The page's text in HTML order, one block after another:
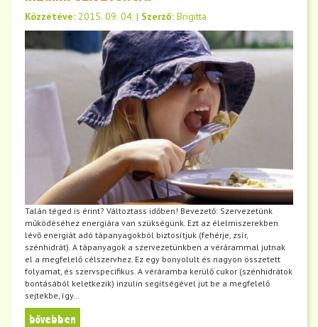
Közzétéve: 2015. 09. 04. | Szerző: Brigitta
Talán téged is érint? Változtass időben! Bevezető: Szervezetünk
működéséhez energiára van szükségünk. Ezt az élelmiszerekben
lévő energiát adó tápanyagokból biztosítjuk (fehérje, zsír,
szénhidrát). A tápanyagok a szervezetünkben a vérárammal jutnak
el a megfelelő célszervhez. Ez egy bonyolult és nagyon összetett
folyamat, és szervspecifikus. A véráramba kerülő cukor (szénhidrátok
bontásából keletkezik) inzulin segítségével jut be a megfelelő
sejtekbe, így…
bővebben